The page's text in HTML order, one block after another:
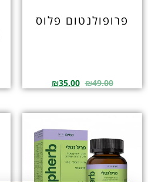
פרופולנטום פלוס
₪49.00
₪35.00